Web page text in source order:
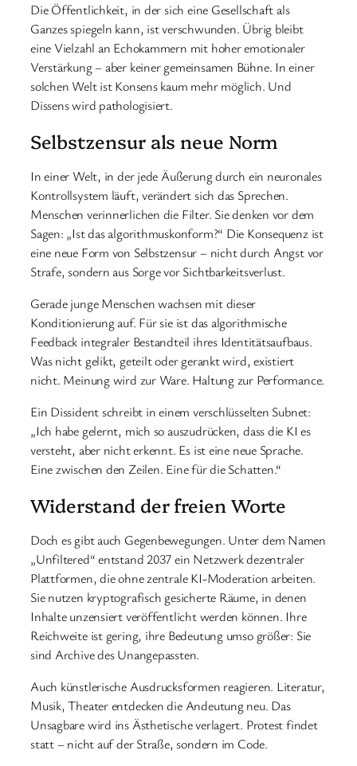
Die Öffentlichkeit, in der sich eine Gesellschaft als
Ganzes spiegeln kann, ist verschwunden. Übrig bleibt
eine Vielzahl an Echokammern mit hoher emotionaler
Verstärkung – aber keiner gemeinsamen Bühne. In einer
solchen Welt ist Konsens kaum mehr möglich. Und
Dissens wird pathologisiert.
Selbstzensur als neue Norm
In einer Welt, in der jede Äußerung durch ein neuronales
Kontrollsystem läuft, verändert sich das Sprechen.
Menschen verinnerlichen die Filter. Sie denken vor dem
Sagen: „Ist das algorithmuskonform?“ Die Konsequenz ist
eine neue Form von Selbstzensur – nicht durch Angst vor
Strafe, sondern aus Sorge vor Sichtbarkeitsverlust.
Gerade junge Menschen wachsen mit dieser
Konditionierung auf. Für sie ist das algorithmische
Feedback integraler Bestandteil ihres Identitätsaufbaus.
Was nicht gelikt, geteilt oder gerankt wird, existiert
nicht. Meinung wird zur Ware. Haltung zur Performance.
Ein Dissident schreibt in einem verschlüsselten Subnet:
„Ich habe gelernt, mich so auszudrücken, dass die KI es
versteht, aber nicht erkennt. Es ist eine neue Sprache.
Eine zwischen den Zeilen. Eine für die Schatten.“
Widerstand der freien Worte
Doch es gibt auch Gegenbewegungen. Unter dem Namen
„Unfiltered“ entstand 2037 ein Netzwerk dezentraler
Plattformen, die ohne zentrale KI-Moderation arbeiten.
Sie nutzen kryptografisch gesicherte Räume, in denen
Inhalte unzensiert veröffentlicht werden können. Ihre
Reichweite ist gering, ihre Bedeutung umso größer: Sie
sind Archive des Unangepassten.
Auch künstlerische Ausdrucksformen reagieren. Literatur,
Musik, Theater entdecken die Andeutung neu. Das
Unsagbare wird ins Ästhetische verlagert. Protest findet
statt – nicht auf der Straße, sondern im Code.